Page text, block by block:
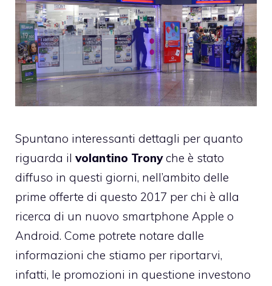
Spuntano interessanti dettagli per quanto
riguarda il volantino Tronyche è stato
diffuso in questi giorni, nell’ambito delle
prime offerte di questo 2017 per chi è alla
ricerca di un nuovo smartphone Apple o
Android. Come potrete notare dalle
informazioni che stiamo per riportarvi,
infatti, le promozioni in questione investono